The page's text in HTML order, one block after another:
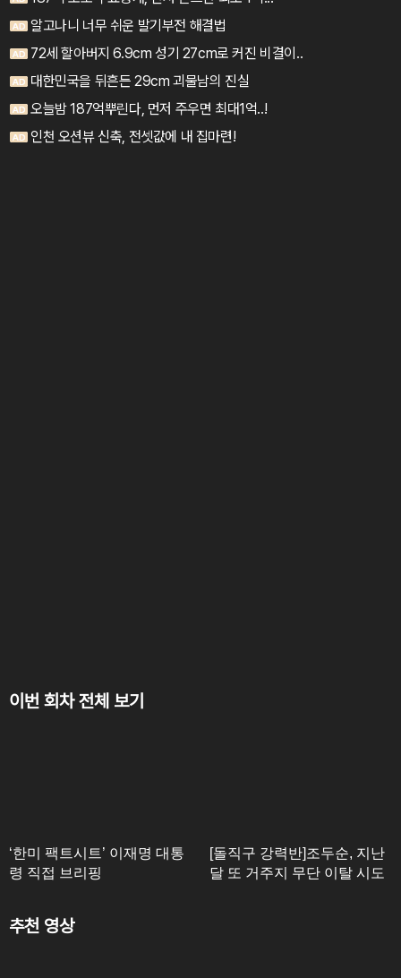
이번 회차 전체 보기
‘한미 팩트시트’ 이재명 대통
령 직접 브리핑
[돌직구 강력반]조두순, 지난
달 또 거주지 무단 이탈 시도
추천 영상